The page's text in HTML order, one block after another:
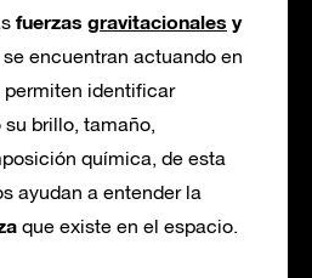
fuerzas gravitacionales y
se encuentran actuando en
permiten identificar
brillo, tamaño,
química, de esta
ayudan a entender la
que existe en el espacio.